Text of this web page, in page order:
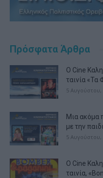
Πρόσφατα Άρθρα
Ο Cine
ταινία «Τα
5 Αυγούστου,
Μια ακόμα
με την
5 Αυγούστου,
Ο Cine
ταινία,